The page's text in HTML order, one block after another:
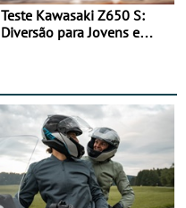
Teste Kawasaki Z650 S:
Diversão para Jovens e